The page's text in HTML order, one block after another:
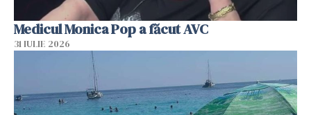
Medicul Monica Pop a făcut AVC
31 IULIE 2026